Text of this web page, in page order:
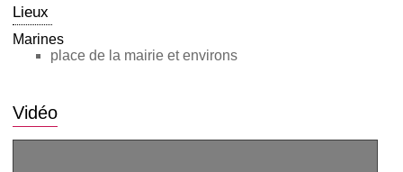
Lieux
Marines
place de la mairie et environs
Vidéo